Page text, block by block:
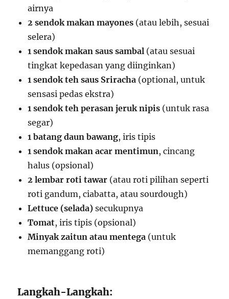
airnya
2 sendok makan mayones (atau lebih, sesuai
selera)
1 sendok makan saus sambal (atau sesuai
tingkat kepedasan yang diinginkan)
1 sendok teh saus Sriracha (optional, untuk
sensasi pedas ekstra)
1 sendok teh perasan jeruk nipis (untuk rasa
segar)
1 batang daun bawang, iris tipis
1 sendok makan acar mentimun, cincang
halus (opsional)
2 lembar roti tawar (atau roti pilihan seperti
roti gandum, ciabatta, atau sourdough)
Lettuce (selada) secukupnya
Tomat, iris tipis (opsional)
Minyak zaitun atau mentega (untuk
memanggang roti)
Langkah-Langkah: